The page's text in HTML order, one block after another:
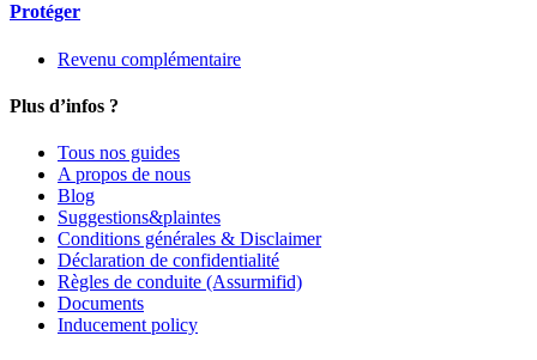
Protéger
Revenu complémentaire
Plus d’infos ?
Tous nos guides
A propos de nous
Blog
Suggestions&plaintes
Conditions générales & Disclaimer
Déclaration de confidentialité
Règles de conduite (Assurmifid)
Documents
Inducement policy